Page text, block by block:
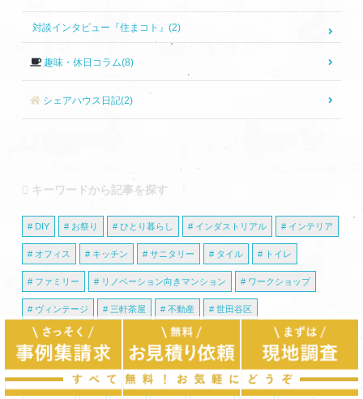
対談インタビュー『住まコト』(2)
趣味・休日コラム(8)
シェアハウス日記(2)
キーワードから記事を探す
DIY お祭り ひとり暮らし インダストリアル インテリア
オフィス キッチン サニタリー タイル トイレ
ファミリー リノベーション向きマンション ワークショップ
ヴィンテージ 三軒茶屋 不動産 世田谷区
中古マンション 住宅ローン 収納 品川区
壁紙 壁紙・塗装 大田区 夫婦 女性 子供 学生
学芸大学 床 建具 建築 戸建て 断熱 東京